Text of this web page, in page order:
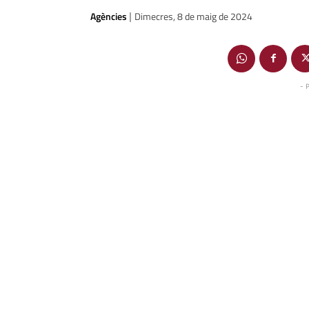
Agències | Dimecres, 8 de maig de 2024
-